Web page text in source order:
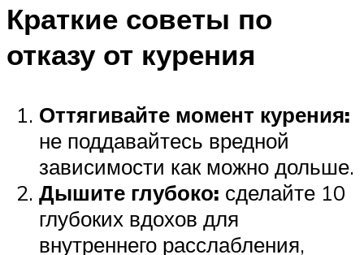
Краткие советы по
отказу от курения
Оттягивайте момент курения:
не поддавайтесь вредной
зависимости как можно дольше.
Дышите глубоко: сделайте 10
глубоких вдохов для
внутреннего расслабления,